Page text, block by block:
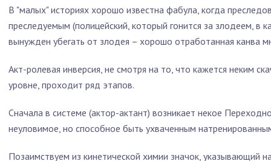
В "малых" историях хорошо известна фабула, когда
преследуемым (полицейский, который гонится за злодеем, в
вынужден убегать от злодея – хорошо отработанная канва
Акт-ролевая инверсия, не смотря на то, что кажется неким
уровне, проходит ряд этапов.
Сначала в системе (актор-актант) возникает некое
неуловимое, но способное быть ухваченным
Позаимствуем из кинетической химии значок, указывающий